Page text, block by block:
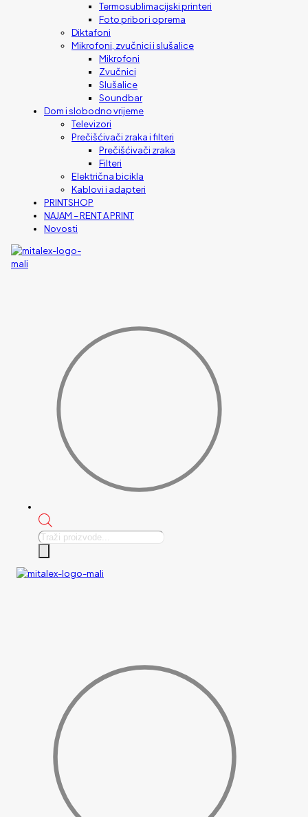
Termosublimacijski printeri
Foto pribor i oprema
Diktafoni
Mikrofoni, zvučnici i slušalice
Mikrofoni
Zvučnici
Slušalice
Soundbar
Dom i slobodno vrijeme
Televizori
Prečišćivači zraka i filteri
Prečišćivači zraka
Filteri
Električna bicikla
Kablovi i adapteri
PRINTSHOP
NAJAM – RENT A PRINT
Novosti
Products